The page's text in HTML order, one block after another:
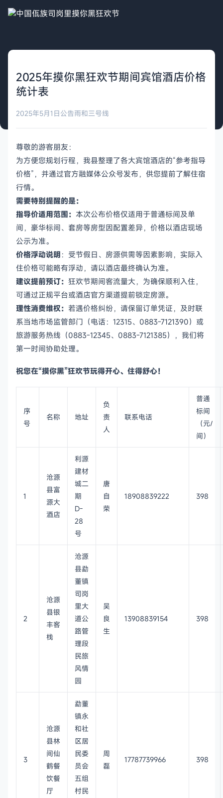
2025年摸你黑狂欢节期间宾馆酒店价格
统计表
2025年5月1日公告雨和三号线
尊敬的游客朋友：
为方便您规划行程，我县整理了各大宾馆酒店的“参考指导
价格”，并通过官方融媒体公众号发布，供您提前了解住宿
行情。
需要特别提醒的是：
指导价适用范围： 本次公布价格仅适用于普通标间及单
间，豪华标间、套房等房型因配置差异，价格以酒店现场
公示为准。
价格浮动说明 ：受节假日、房源供需等因素影响，实际入
住价格可能略有浮动，请以酒店最终确认为准。
建议提前预订： 狂欢节期间客流量大，为确保顺利入住，
可通过正规平台或酒店官方渠道提前锁定房源。
理性消费维权： 若遇价格纠纷，请保留订单凭证，及时联
系当地市场监管部门（电话：12315、0883-7121390）或
旅游服务热线（0883-12345、0883-7121385），我们将
第一时间协助处理。
祝您在“摸你黑”狂欢节玩得开心、住得舒心！
序
号
名称 地址
负
责
人
联系电话
普通
标间
（元/
间）
1
沧源
县富
源大
酒店
利源
建材
城二
期
D-
28
号
唐
自
荣
18908839222 398
2
沧源
县银
丰客
栈
沧源
县勐
董镇
司岗
里大
道公
路管
理段
民旅
风情
园
吴
良
生
13908839154 398
3
沧源
县林
间仙
鹤餐
饮餐
厅
勐董
镇永
和社
区居
民委
员会
五组
村民
周
磊
17787739966 398